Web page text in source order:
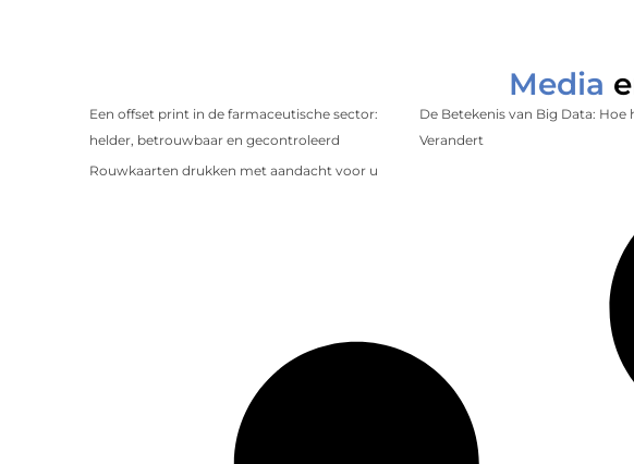
Media
Een offset print in de farmaceutische sector:
helder, betrouwbaar en gecontroleerd
De Betekenis van Big Data: Hoe
Verandert
Rouwkaarten drukken met aandacht voor u